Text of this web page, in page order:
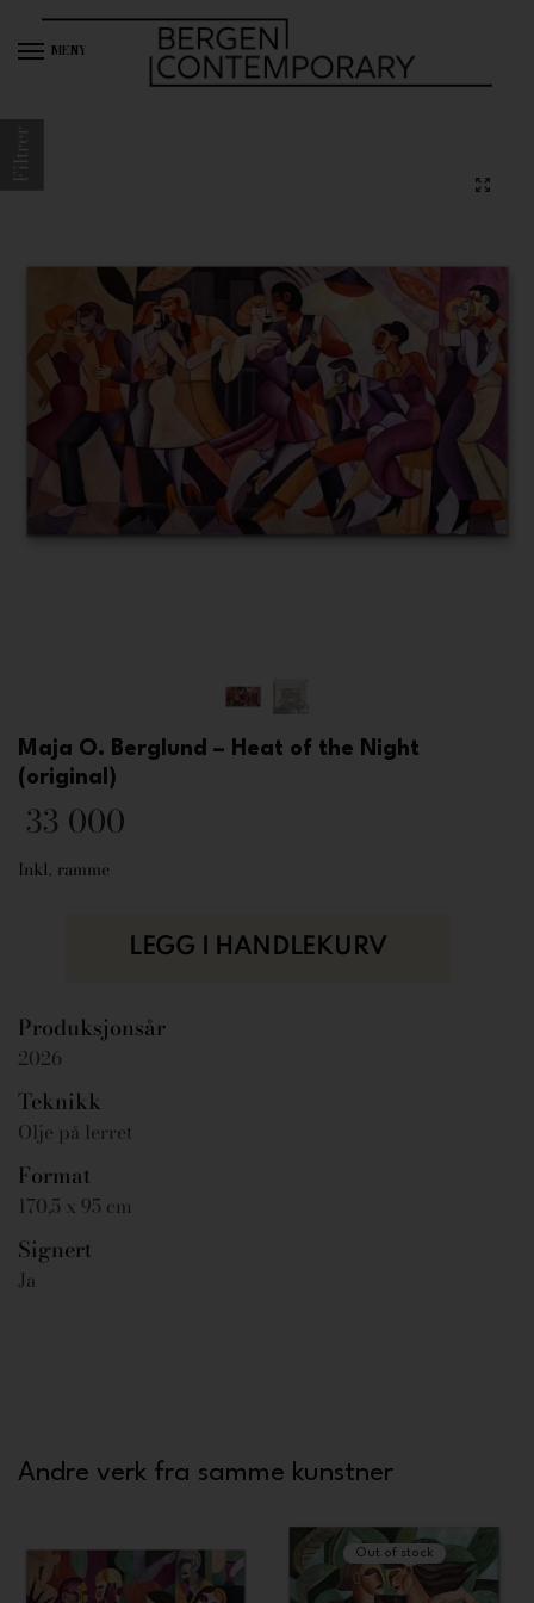
MENY
Maja O. Berglund – Heat of the Night
(original)
33 000
Inkl. ramme
LEGG I HANDLEKURV
Produksjonsår
2026
Teknikk
Olje på lerret
Format
170,5 x 95 cm
Signert
Ja
Andre verk fra samme kunstner
Out of stock
Filtrer